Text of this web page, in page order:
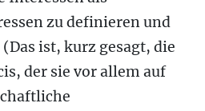
zu definieren und
ist, kurz gesagt, die
der sie vor allem auf